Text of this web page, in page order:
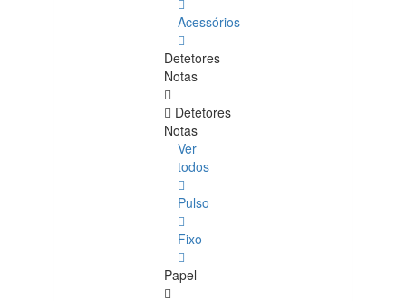
Acessórios
Detetores
Notas
Detetores
Notas
Ver
todos
Pulso
Fixo
Papel